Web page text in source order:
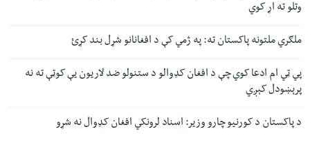
وتلو ته اړ کوي
ملګري ملتونه پاکستان ته: په ژمي کې د افغانانو شړل بند کړئ
پي ټي‌ ام ادعا کوي چې د افغان کډوالو د ستنولو ضد لاریون یې کوټې ته نه
پرېښودل کېږي
د پاکستان د کورنیو چارو وزیر: اسناد لرونکي افغان کډوال نه شړو